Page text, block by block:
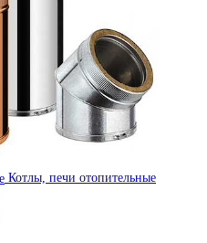
Котлы, печи отопительные